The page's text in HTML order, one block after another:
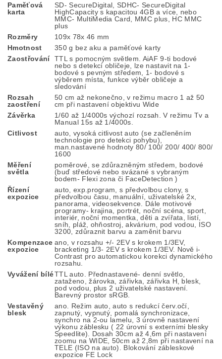
Paměťová
karta
SD- SecureDigital, SDHC- SecureDigital
HighCapacity s kapacitou 4GB a více, nebo
MMC- MultiMedia Card, MMC plus, HC MMC
plus
Rozměry
109x 78x 46 mm
Hmotnost
350 g bez aku a paměťové karty
Zaostřování TTL s pomocným světlem. AiAF 9-ti bodové
nebo s detekcí obličeje, lze nastavit na 1-
bodové s pevným středem, 1- bodové s
výběrem místa, funkce výběr obličeje a
sledování
Rozsah
zaostření
50 cm až nekonečno, v režimu macro 1 až 50
cm při nastavení objektivu Wide
Závěrka
1/60 až 1/4000s výchozí rozsah. V režimu Tv a
Manual 15s až 1/4000s.
Citlivost
auto, vysoká citlivost auto (se začleněním
technologie pro detekci pohybu),
man.nastavené hodnoty 80/ 100/ 200/ 400/ 800/
1600
Měření
světla
poměrové, se zdůrazněným středem, bodové
(buď středové nebo svázané s vybraným
bodem- Flexi zona či FaceDetection )
Řízení
expozice
auto, exp.program, s předvolbou clony, s
předvolbou času, manuální, uživatelské 2x,
panorama, videosekvence. Dále motivové
programy- krajina, portrét, noční scéna, sport,
interiér, noční momentka, děti a zvířata, listí,
sníh, pláž, ohňostroj, akvárium, pod vodou, ISO
3200, zdůraznit barvu a zaměnit barvu
Kompenzace
expozice
ano, v rozsahu +/- 2EV s krokem 1/3EV,
bracketing 1/3- 2EV s krokem 1/3EV. Nově i-
Contrast pro automatickou korekci dynamického
rozsahu.
Vyvážení bíléTTL auto. Přednastavené- denní světlo,
zataženo, žárovka, zářivka, zářivka H, blesk,
pod vodou, plus 2 uživatelské nastavení.
Barevný prostor sRGB.
Vestavěný
blesk
ano. Režim auto, auto s redukcí červ.očí,
zapnutý, vypnutý, pomalá synchronizace,
synchro na 2-ou lamelu, 3 úrovně nastavení
výkonu záblesku ( 22 úrovní s externími blesky
Speedlite). Dosah 30cm až 4,6m při nastavení
zoomu na WIDE, 50cm až 2,8m při nastavení na
TELE (ISO na auto). Blokování zábleskové
expozice FE Lock